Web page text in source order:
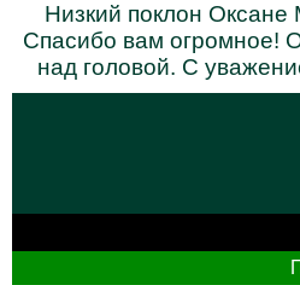
Низкий поклон
Спасибо вам огромное!
над головой. С